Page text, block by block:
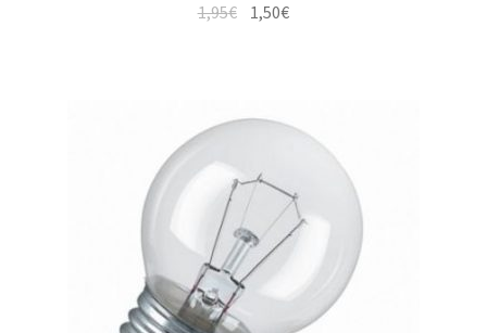
1,95€ 1,50€